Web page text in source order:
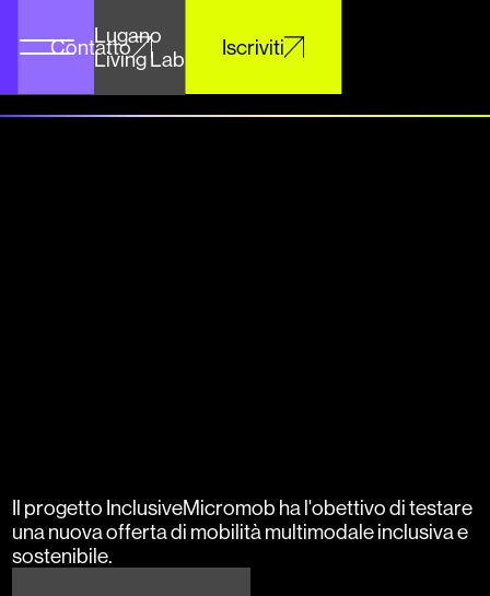
Lugano
Living Lab
Contatto Iscriviti
Il progetto InclusiveMicromob ha l'obettivo di testare
una nuova offerta di mobilità multimodale inclusiva e
sostenibile.